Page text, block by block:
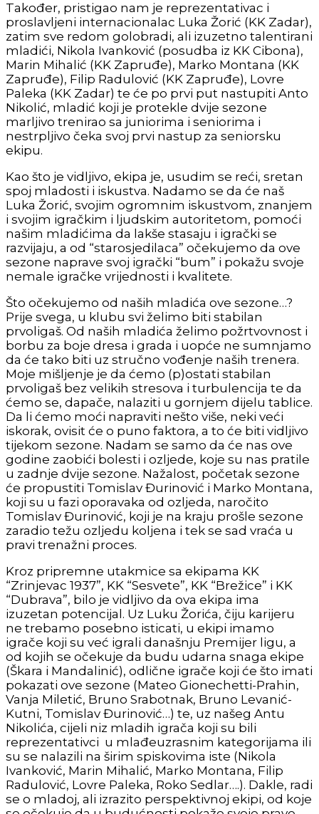
Također, pristigao nam je reprezentativac i
proslavljeni internacionalac Luka Žorić (KK Zadar),
zatim sve redom golobradi, ali izuzetno talentirani
mladići, Nikola Ivanković (posudba iz KK Cibona),
Marin Mihalić (KK Zapruđe), Marko Montana (KK
Zapruđe), Filip Radulović (KK Zapruđe), Lovre
Paleka (KK Zadar) te će po prvi put nastupiti Anto
Nikolić, mladić koji je protekle dvije sezone
marljivo trenirao sa juniorima i seniorima i
nestrpljivo čeka svoj prvi nastup za seniorsku
ekipu.
Kao što je vidljivo, ekipa je, usudim se reći, sretan
spoj mladosti i iskustva. Nadamo se da će naš
Luka Žorić, svojim ogromnim iskustvom, znanjem
i svojim igračkim i ljudskim autoritetom, pomoći
našim mladićima da lakše stasaju i igrački se
razvijaju, a od “starosjedilaca” očekujemo da ove
sezone naprave svoj igrački “bum” i pokažu svoje
nemale igračke vrijednosti i kvalitete.
Što očekujemo od naših mladića ove sezone…?
Prije svega, u klubu svi želimo biti stabilan
prvoligaš. Od naših mladića želimo požrtvovnost i
borbu za boje dresa i grada i uopće ne sumnjamo
da će tako biti uz stručno vođenje naših trenera.
Moje mišljenje je da ćemo (p)ostati stabilan
prvoligaš bez velikih stresova i turbulencija te da
ćemo se, dapače, nalaziti u gornjem dijelu tablice.
Da li ćemo moći napraviti nešto više, neki veći
iskorak, ovisit će o puno faktora, a to će biti vidljivo
tijekom sezone. Nadam se samo da će nas ove
godine zaobići bolesti i ozljede, koje su nas pratile
u zadnje dvije sezone. Nažalost, početak sezone
će propustiti Tomislav Đurinović i Marko Montana,
koji su u fazi oporavaka od ozljeda, naročito
Tomislav Đurinović, koji je na kraju prošle sezone
zaradio težu ozljedu koljena i tek se sad vraća u
pravi trenažni proces.
Kroz pripremne utakmice sa ekipama KK
“Zrinjevac 1937”, KK “Sesvete”, KK “Brežice” i KK
“Dubrava”, bilo je vidljivo da ova ekipa ima
izuzetan potencijal. Uz Luku Žorića, čiju karijeru
ne trebamo posebno isticati, u ekipi imamo
igrače koji su već igrali današnju Premijer ligu, a
od kojih se očekuje da budu udarna snaga ekipe
(Škara i Mandalinić), odlične igrače koji će što imati
pokazati ove sezone (Mateo Gionechetti-Prahin,
Vanja Miletić, Bruno Srabotnak, Bruno Levanić-
Kutni, Tomislav Đurinović…) te, uz našeg Antu
Nikolića, cijeli niz mladih igrača koji su bili
reprezentativci u mlađeuzrasnim kategorijama ili
su se nalazili na širim spiskovima iste (Nikola
Ivanković, Marin Mihalić, Marko Montana, Filip
Radulović, Lovre Paleka, Roko Sedlar….). Dakle, radi
se o mladoj, ali izrazito perspektivnoj ekipi, od koje